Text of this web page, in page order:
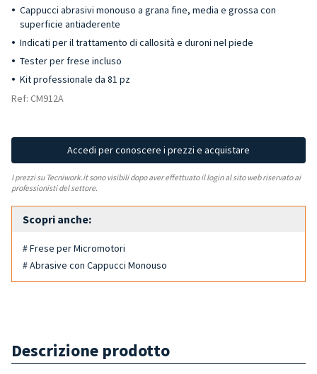
Cappucci abrasivi monouso a grana fine, media e grossa con
superficie antiaderente
Indicati per il trattamento di callosità e duroni nel piede
Tester per frese incluso
Kit professionale da 81 pz
Ref: CM912A
Accedi per conoscere i prezzi e acquistare
I prezzi su Tecniwork.it sono visibili dopo aver effettuato il login al sito web riservato ai
professionisti del settore.
Scopri anche:
# Frese per Micromotori
# Abrasive con Cappucci Monouso
Descrizione prodotto